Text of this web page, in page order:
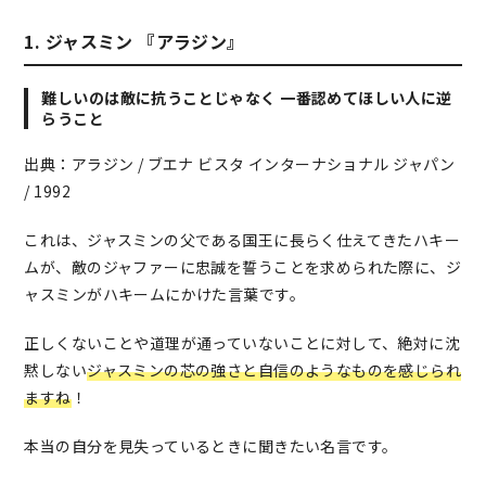
1. ジャスミン 『アラジン』
難しいのは敵に抗うことじゃなく 一番認めてほしい人に逆
らうこと
出典：アラジン / ブエナ ビスタ インターナショナル ジャパン
/ 1992
これは、ジャスミンの父である国王に長らく仕えてきたハキー
ムが、敵のジャファーに忠誠を誓うことを求められた際に、ジ
ャスミンがハキームにかけた言葉です。
正しくないことや道理が通っていないことに対して、絶対に沈
黙しないジャスミンの芯の強さと自信のようなものを感じられ
ますね！
本当の自分を見失っているときに聞きたい名言です。